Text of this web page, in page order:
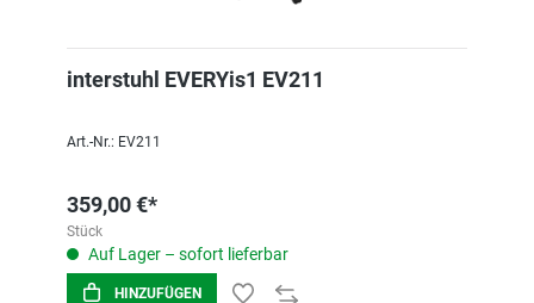
interstuhl EVERYis1 EV211
Art.-Nr.: EV211
359,00 €*
Stück
Auf Lager – sofort lieferbar
HINZUFÜGEN